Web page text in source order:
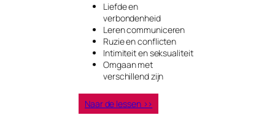
Liefde en
verbondenheid
Leren communiceren
Ruzie en conflicten
Intimiteit en seksualiteit
Omgaan met
verschillend zijn
Naar de lessen >>